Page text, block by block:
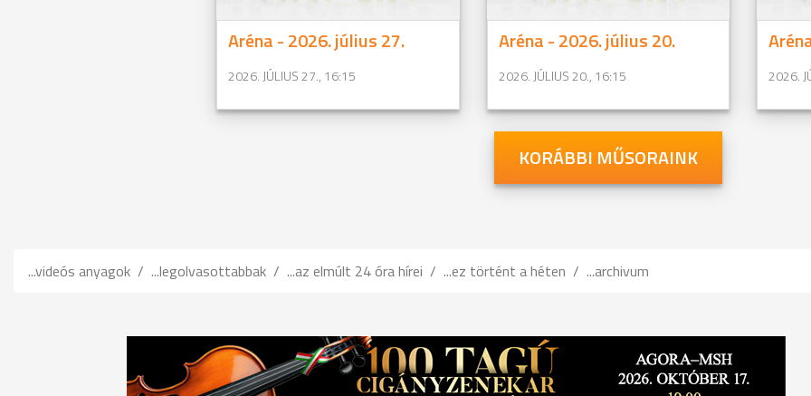
Aréna - 2026. július 27.
2026. JÚLIUS 27., 16:15
Aréna - 2026. július 20.
2026. JÚLIUS 20., 16:15 2026.
KORÁBBI MŰSORAINK
...videós anyagok ...legolvasottabbak ...az elmúlt 24 óra hírei ...ez történt a héten ...archivum